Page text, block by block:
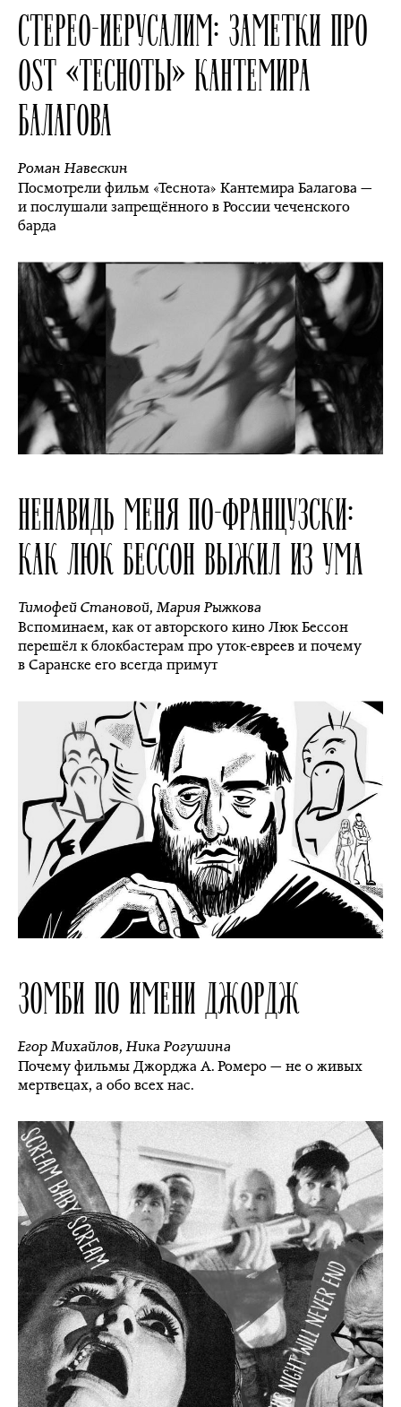
СТЕРЕО-ИЕРУСАЛИМ: ЗАМЕТКИ ПРО
ОST «ТЕСНОТЫ» КАНТЕМИРА
БАЛАГОВА
Роман Навескин
Посмотрели фильм «Теснота» Кантемира Балагова —
и послушали запрещённого в России чеченского
барда
НЕНАВИДЬ МЕНЯ ПО-ФРАНЦУЗСКИ:
КАК ЛЮК БЕССОН ВЫЖИЛ ИЗ УМА
Тимофей Становой,Мария Рыжкова
Вспоминаем, как от авторского кино Люк Бессон
перешёл к блокбастерам про уток-евреев и почему
в Саранске его всегда примут
ЗОМБИ ПО ИМЕНИ ДЖОРДЖ
Егор Михайлов,Ника Рогушина
Почему фильмы Джорджа А. Ромеро — не о живых
мертвецах, а обо всех нас.